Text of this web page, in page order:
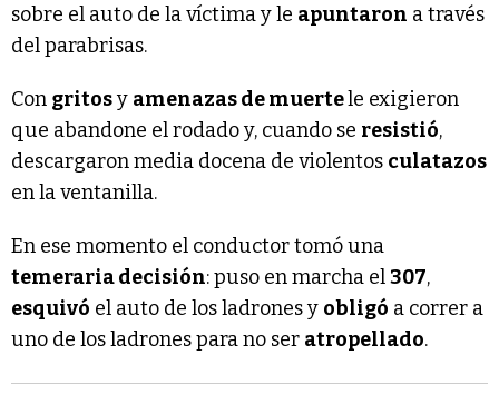
sobre el auto de la víctima y le apuntaron a través
del parabrisas.
Con gritosy amenazas de muertele exigieron
que abandone el rodado y, cuando se resistió,
descargaron media docena de violentos culatazos
en la ventanilla.
En ese momento el conductor tomó una
temeraria decisión: puso en marcha el307,
esquivó el auto de los ladrones y obligó a correr a
uno de los ladrones para no ser atropellado.